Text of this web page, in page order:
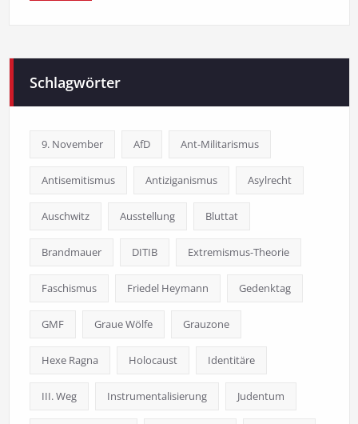
Schlagwörter
9. November AfD Ant-Militarismus
Antisemitismus Antiziganismus Asylrecht
Auschwitz Ausstellung Bluttat
Brandmauer DITIB Extremismus-Theorie
Faschismus Friedel Heymann Gedenktag
GMF Graue Wölfe Grauzone
Hexe Ragna Holocaust Identitäre
III. Weg Instrumentalisierung Judentum